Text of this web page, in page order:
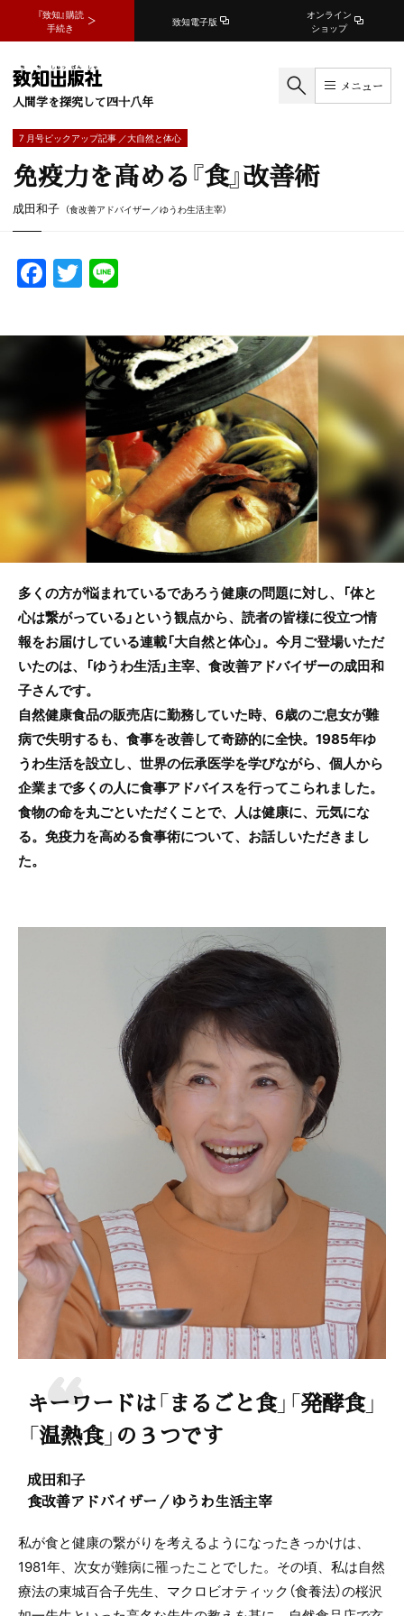
『致知』購読
手続き
致知電子版
オンライン
ショップ
人間学を探究して四十八年
メニュー
7 月号ピックアップ記事 ／大自然と体心
免疫力を高める『食』改善術
成田和子 （食改善アドバイザー／ゆうわ生活主宰）
F
a
c
o
o
k
T
w
itt
er
e
多くの方が悩まれているであろう健康の問題に対し、「体と
心は繋がっている」という観点から、読者の皆様に役立つ情
報をお届けしている連載「大自然と体心」。今月ご登場いただ
いたのは、「ゆうわ生活」主宰、食改善アドバイザーの成田和
子さんです。
自然健康食品の販売店に勤務していた時、6歳のご息女が難
病で失明するも、食事を改善して奇跡的に全快。1985年ゆ
うわ生活を設立し、世界の伝承医学を学びながら、個人から
企業まで多くの人に食事アドバイスを行ってこられました。
食物の命を丸ごといただくことで、人は健康に、元気にな
る。免疫力を高める食事術について、お話しいただきまし
た。
キーワードは「まるごと食」「発酵食」
「温熱食」の３つです
成田和子
食改善アドバイザー／ゆうわ生活主宰
私が食と健康の繋がりを考えるようになったきっかけは、
1981年、次女が難病に罹ったことでした。その頃、私は自然
療法の東城百合子先生、マクロビオティック（食養法）の桜沢